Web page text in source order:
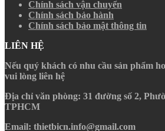
Chính sách vận chuyển
Chính sách bảo hành
Chính sách bảo mật thông tin
LIÊN HỆ
Nếu quý khách có nhu cầu sản phẩm
vui lòng liên hệ
Địa chỉ văn phòng: 31 đường số 2,
TPHCM
Email: thietbicn.info@gmail.com